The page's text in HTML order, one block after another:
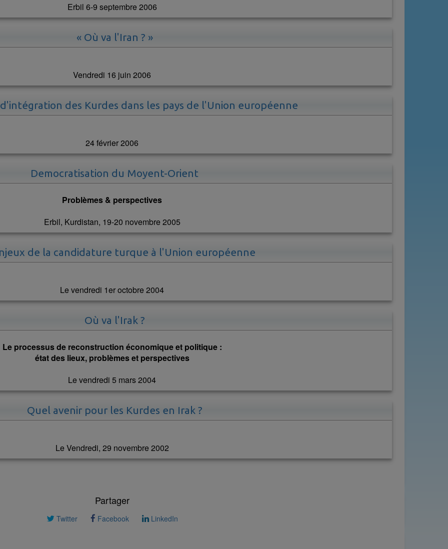
Erbil 6-9 septembre 2006
« Où va l'Iran ? »
Vendredi 16 juin 2006
des Kurdes dans les pays de l'Union européenne
24 février 2006
Democratisation du Moyent-Orient
Problèmes & perspectives
Erbil, Kurdistan, 19-20 novembre 2005
de la candidature turque à l'Union européenne
Le vendredi 1er octobre 2004
Où va l'Irak ?
Le processus de reconstruction économique et politique :
état des lieux, problèmes et perspectives
Le vendredi 5 mars 2004
Quel avenir pour les Kurdes en Irak ?
Le Vendredi, 29 novembre 2002
Partager
Twitter Facebook LinkedIn